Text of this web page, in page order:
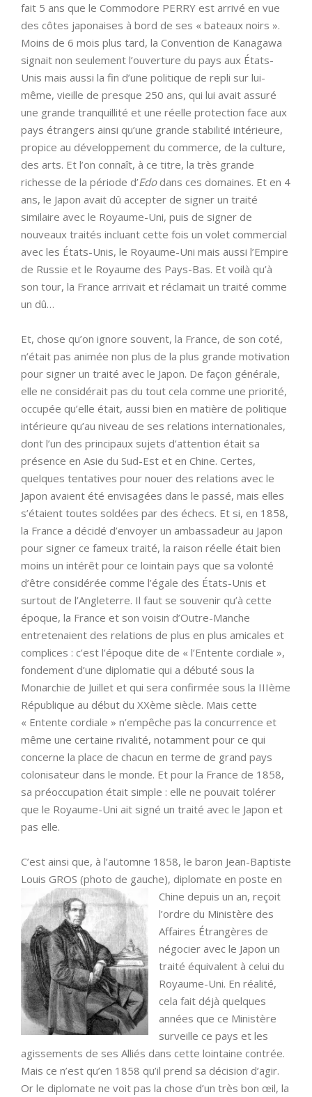
fait 5 ans que le Commodore PERRY est arrivé en vue
des côtes japonaises à bord de ses « bateaux noirs ».
Moins de 6 mois plus tard, la Convention de Kanagawa
signait non seulement l’ouverture du pays aux États-
Unis mais aussi la fin d’une politique de repli sur lui-
même, vieille de presque 250 ans, qui lui avait assuré
une grande tranquillité et une réelle protection face aux
pays étrangers ainsi qu’une grande stabilité intérieure,
propice au développement du commerce, de la culture,
des arts. Et l’on connaît, à ce titre, la très grande
richesse de la période d’Edodans ces domaines. Et en 4
ans, le Japon avait dû accepter de signer un traité
similaire avec le Royaume-Uni, puis de signer de
nouveaux traités incluant cette fois un volet commercial
avec les États-Unis, le Royaume-Uni mais aussi l’Empire
de Russie et le Royaume des Pays-Bas. Et voilà qu’à
son tour, la France arrivait et réclamait un traité comme
un dû…
Et, chose qu’on ignore souvent, la France, de son coté,
n’était pas animée non plus de la plus grande motivation
pour signer un traité avec le Japon. De façon générale,
elle ne considérait pas du tout cela comme une priorité,
occupée qu’elle était, aussi bien en matière de politique
intérieure qu’au niveau de ses relations internationales,
dont l’un des principaux sujets d’attention était sa
présence en Asie du Sud-Est et en Chine. Certes,
quelques tentatives pour nouer des relations avec le
Japon avaient été envisagées dans le passé, mais elles
s’étaient toutes soldées par des échecs. Et si, en 1858,
la France a décidé d’envoyer un ambassadeur au Japon
pour signer ce fameux traité, la raison réelle était bien
moins un intérêt pour ce lointain pays que sa volonté
d’être considérée comme l’égale des États-Unis et
surtout de l’Angleterre. Il faut se souvenir qu’à cette
époque, la France et son voisin d’Outre-Manche
entretenaient des relations de plus en plus amicales et
complices : c’est l’époque dite de « l’Entente cordiale »,
fondement d’une diplomatie qui a débuté sous la
Monarchie de Juillet et qui sera confirmée sous la IIIème
République au début du XXème siècle. Mais cette
« Entente cordiale » n’empêche pas la concurrence et
même une certaine rivalité, notamment pour ce qui
concerne la place de chacun en terme de grand pays
colonisateur dans le monde. Et pour la France de 1858,
sa préoccupation était simple : elle ne pouvait tolérer
que le Royaume-Uni ait signé un traité avec le Japon et
pas elle.
C’est ainsi que, à l’automne 1858, le baron Jean-Baptiste
Louis GROS (photo de gauche), diplomate en poste en
Chine depuis un an, reçoit
l’ordre du Ministère des
Affaires Étrangères de
négocier avec le Japon un
traité équivalent à celui du
Royaume-Uni. En réalité,
cela fait déjà quelques
années que ce Ministère
surveille ce pays et les
agissements de ses Alliés dans cette lointaine contrée.
Mais ce n’est qu’en 1858 qu’il prend sa décision d’agir.
Or le diplomate ne voit pas la chose d’un très bon œil, la